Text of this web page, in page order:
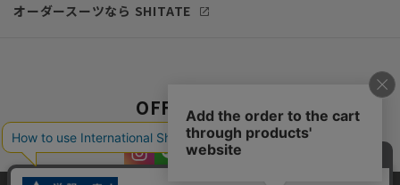
オーダースーツなら SHITATE
OFFICIAL SNS